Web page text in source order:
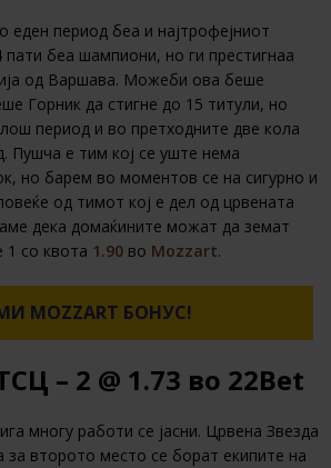
еден период беа и најтрофејниот
пати беа шампиони, но ги престигнаа
од Варшава. Можеби ова беше
Горник да стигне до 15 титули, но
период и во претходните две кола
Пушча е тим кој се уште нема
но барем во моментов се на сигурно и
од тимот кој е дел од црвената
дека домаќините можат да земат
1 со квота 1.90 во Mozzart.
MOZZART БОНУС!
– 2 @ 1.73 во 22Bet
многу работи се јасни. Црвена Звезда
второто место се борат екипите на